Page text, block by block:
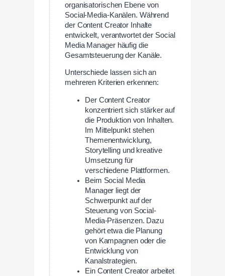
organisatorischen Ebene von
Social-Media-Kanälen. Während
der Content Creator Inhalte
entwickelt, verantwortet der Social
Media Manager häufig die
Gesamtsteuerung der Kanäle.
Unterschiede lassen sich an
mehreren Kriterien erkennen:
Der Content Creator
konzentriert sich stärker auf
die Produktion von Inhalten.
Im Mittelpunkt stehen
Themenentwicklung,
Storytelling und kreative
Umsetzung für
verschiedene Plattformen.
Beim Social Media
Manager liegt der
Schwerpunkt auf der
Steuerung von Social-
Media-Präsenzen. Dazu
gehört etwa die Planung
von Kampagnen oder die
Entwicklung von
Kanalstrategien.
Ein Content Creator arbeitet